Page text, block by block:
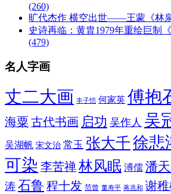
(260)
旷代杰作 横空出世——王蒙《林泉
史诗再临：黄胄1979年重绘巨制
(479)
名人字画
丈二大画 丰子恺 何家英 傅抱
海粟 古代书画 启功 吴作人 吴
吴湖帆 宋文治 常玉 张大千徐悲
可染 李苦禅林风眠 溥儒 潘
涛 石鲁 程十发 范曾 董寿平 蒋兆和 谢